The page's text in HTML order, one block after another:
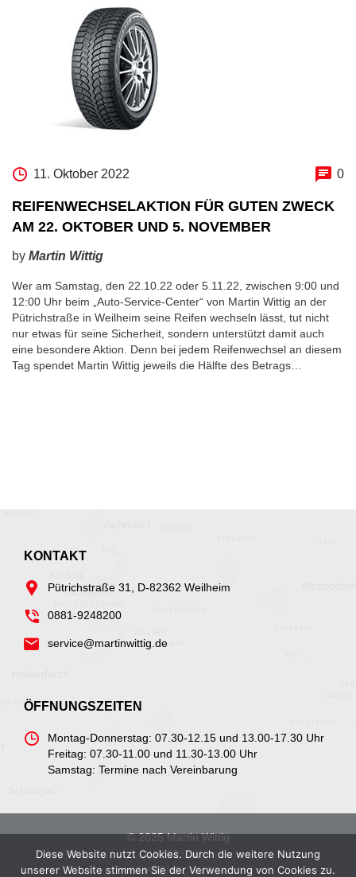
11. Oktober 2022 0
REIFENWECHSELAKTION FÜR GUTEN ZWECK
AM 22. OKTOBER UND 5. NOVEMBER
by Martin Wittig
Wer am Samstag, den 22.10.22 oder 5.11.22, zwischen 9:00 und
12:00 Uhr beim „Auto-Service-Center“ von Martin Wittig an der
Pütrichstraße in Weilheim seine Reifen wechseln lässt, tut nicht
nur etwas für seine Sicherheit, sondern unterstützt damit auch
eine besondere Aktion. Denn bei jedem Reifenwechsel an diesem
Tag spendet Martin Wittig jeweils die Hälfte des Betrags…
KONTAKT
Pütrichstraße 31, D-82362 Weilheim
0881-9248200
service@martinwittig.de
ÖFFNUNGSZEITEN
Montag-Donnerstag: 07.30-12.15 und 13.00-17.30 Uhr
Freitag: 07.30-11.00 und 11.30-13.00 Uhr
Samstag: Termine nach Vereinbarung
© 2025 Martin Wittig
IMPRESSUM
DATENSCHUTZ
Diese Website nutzt Cookies. Durch die weitere Nutzung
unserer Website stimmen Sie der Verwendung von Cookies zu.